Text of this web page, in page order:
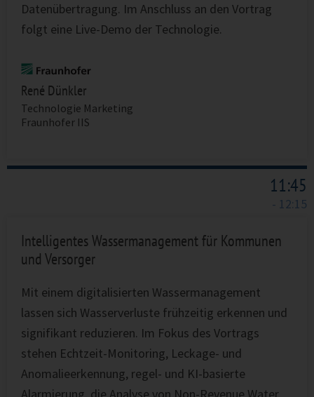
Datenübertragung. Im Anschluss an den Vortrag
folgt eine Live-Demo der Technologie.
René Dünkler
Technologie Marketing
Fraunhofer IIS
11:45
- 12:15
Intelligentes Wassermanagement für Kommunen
und Versorger
Mit einem digitalisierten Wassermanagement
lassen sich Wasserverluste frühzeitig erkennen und
signifikant reduzieren. Im Fokus des Vortrags
stehen Echtzeit-Monitoring, Leckage- und
Anomalieerkennung, regel- und KI-basierte